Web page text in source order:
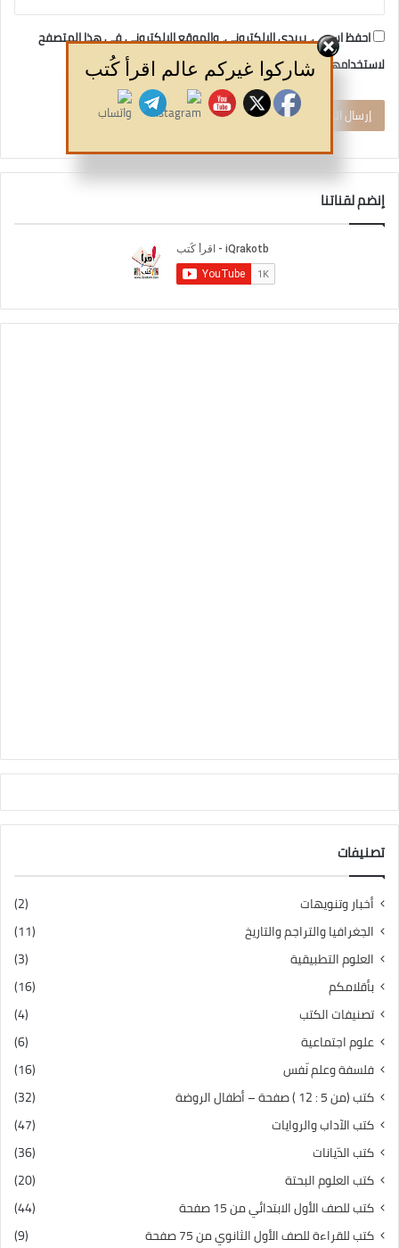
احفظ اسمي، بريدي الإلكتروني، والموقع الإلكتروني في هذا المتصفح
لاستخدامها المرة المقبلة في تعليقي.
إنضم لقناتنا
تصنيفات
أخبار وتنويهات
(2)
الجغرافيا والتراجم والتاريخ
(11)
العلوم التطبيقية
(3)
بأقلامكم
(16)
تصنيفات الكتب
(4)
علوم اجتماعية
(6)
فلسفة وعلم نّفس
(16)
كتب (من 5 : 12 ) صفحة – أطفال الروضة
(32)
كتب الآداب والروايات
(47)
كتب الدّيانات
(36)
كتب العلوم البحتة
(20)
كتب للصف الأول الابتدائي من 15 صفحة
(44)
كتب للقراءة للصف الأول الثانوي من 75 صفحة
(9)
شاركوا غيركم عالم اقرأ كُتب